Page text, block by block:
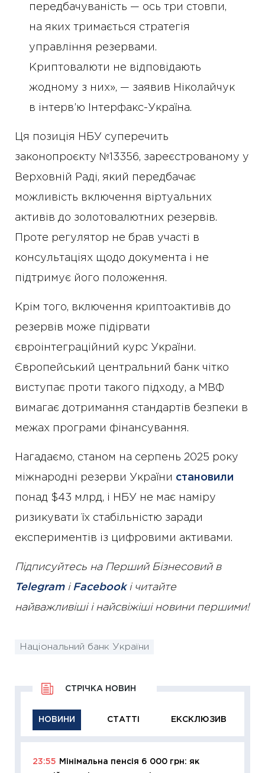
передбачуваність — ось три стовпи,
на яких тримається стратегія
управління резервами.
Криптовалюти не відповідають
жодному з них», — заявив Ніколайчук
в інтерв’ю Інтерфакс-Україна.
Ця позиція НБУ суперечить
законопроєкту №13356, зареєстрованому у
Верховній Раді, який передбачає
можливість включення віртуальних
активів до золотовалютних резервів.
Проте регулятор не брав участі в
консультаціях щодо документа і не
підтримує його положення.
Крім того, включення криптоактивів до
резервів може підірвати
євроінтеграційний курс України.
Європейський центральний банк чітко
виступає проти такого підходу, а МВФ
вимагає дотримання стандартів безпеки в
межах програми фінансування.
Нагадаємо, станом на серпень 2025 року
міжнародні резерви України становили
понад $43 млрд, і НБУ не має наміру
ризикувати їх стабільністю заради
експериментів із цифровими активами.
Підписуйтесь на Перший Бізнесовий в
Telegramі Facebookі читайте
найважливіші і найсвіжіші новини першими!
Національний банк України
НОВИНИ СТАТТІ ЕКСКЛЮЗИВ
СТРІЧКА НОВИН
23:55
Мінімальна пенсія 6 000 грн: як